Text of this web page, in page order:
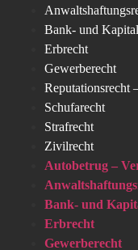
Bank- und
Erbrecht
Gewerberecht
Reputationsrecht
Schufarecht
Strafrecht
Zivilrecht
Autobetrug –
Bank- und
Erbrecht
Gewerberecht